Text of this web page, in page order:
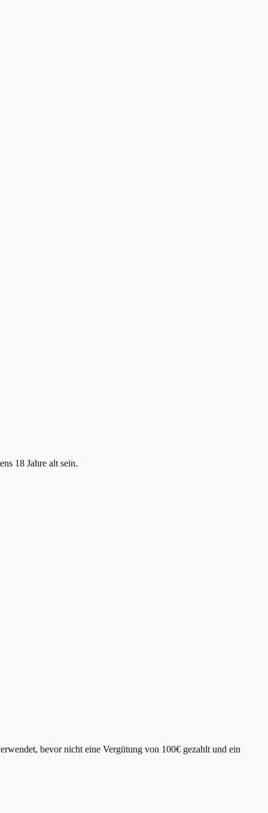
18 Jahre alt sein.
bevor nicht eine Vergütung von 100€ gezahlt und ein